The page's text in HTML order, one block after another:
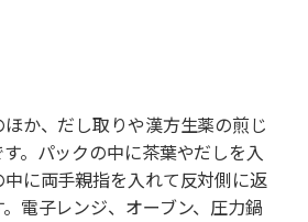
か、だし取りや漢方生薬の煎じ
。パックの中に茶葉やだしを入
に両手親指を入れて反対側に返
電子レンジ、オーブン、圧力鍋